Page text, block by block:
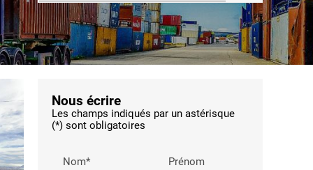
Nous écrire
Les champs indiqués par un astérisque
(*) sont obligatoires
Nom* Prénom